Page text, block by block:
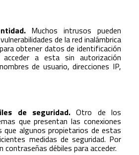
Muchos intrusos pueden
de la red inalámbrica
obtener datos de identificación
acceder a esta sin autorización
de usuario, direcciones IP,
de seguridad. Otro de los
que presentan las conexiones
que algunos propietarios de estas
medidas de seguridad. Por
contraseñas débiles para acceder.